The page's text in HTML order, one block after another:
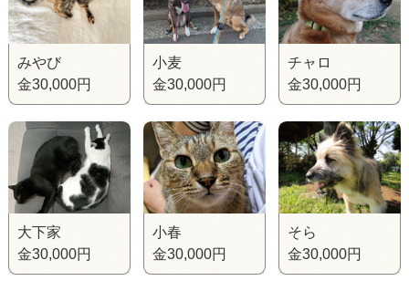
みやび
金30,000円
小麦
金30,000円
チャロ
金30,000円
大下家
金30,000円
小春
金30,000円
そら
金30,000円